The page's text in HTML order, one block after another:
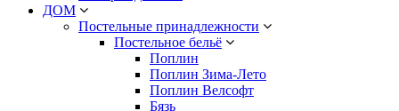
ДОМ
Постельные принадлежности
Постельное бельё
Поплин
Поплин Зима-Лето
Поплин Велсофт
Бязь